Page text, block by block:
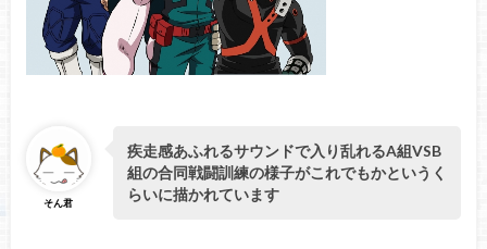
そん君
疾走感あふれるサウンドで入り乱れるA組VSB
組の合同戦闘訓練の様子がこれでもかというく
らいに描かれています